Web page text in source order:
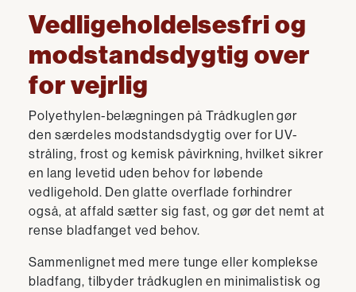
Vedligeholdelsesfri og
modstandsdygtig over
for vejrlig
Polyethylen-belægningen på Trådkuglen gør
den særdeles modstandsdygtig over for UV-
stråling, frost og kemisk påvirkning, hvilket sikrer
en lang levetid uden behov for løbende
vedligehold. Den glatte overflade forhindrer
også, at affald sætter sig fast, og gør det nemt at
rense bladfanget ved behov.
Sammenlignet med mere tunge eller komplekse
bladfang, tilbyder trådkuglen en minimalistisk og